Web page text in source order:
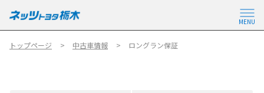
MENU
トップページ 中古車情報 ロングラン保証